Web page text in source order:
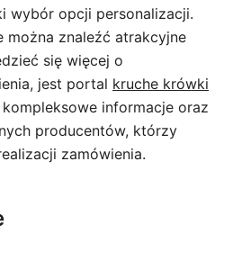
wybór opcji personalizacji.
można znaleźć atrakcyjne
się więcej o
jest portal kruche krówki
informacje oraz
producentów, którzy
zamówienia.